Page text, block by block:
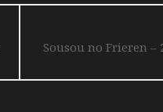
Sousou no Frieren